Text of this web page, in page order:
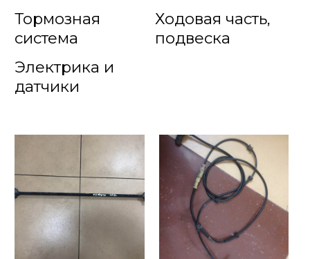
Тормозная
система
Ходовая часть,
подвеска
Электрика и
датчики